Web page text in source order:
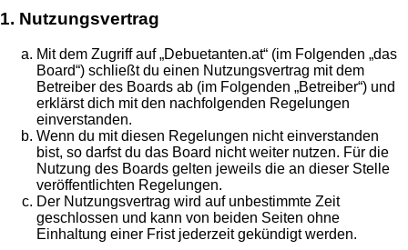
1. Nutzungsvertrag
Mit dem Zugriff auf „Debuetanten.at“ (im Folgenden „das
Board“) schließt du einen Nutzungsvertrag mit dem
Betreiber des Boards ab (im Folgenden „Betreiber“) und
erklärst dich mit den nachfolgenden Regelungen
einverstanden.
Wenn du mit diesen Regelungen nicht einverstanden
bist, so darfst du das Board nicht weiter nutzen. Für die
Nutzung des Boards gelten jeweils die an dieser Stelle
veröffentlichten Regelungen.
Der Nutzungsvertrag wird auf unbestimmte Zeit
geschlossen und kann von beiden Seiten ohne
Einhaltung einer Frist jederzeit gekündigt werden.